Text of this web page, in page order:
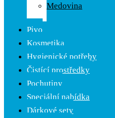
Medovina
Pivo
Kosmetika
Hygienické potřeby
Čistící prostředky
Pochutiny
Speciální nabídka
Dárkové sety